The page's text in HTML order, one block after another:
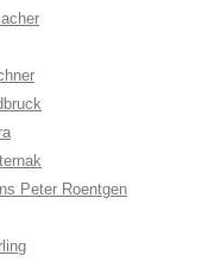
Peter Roentgen